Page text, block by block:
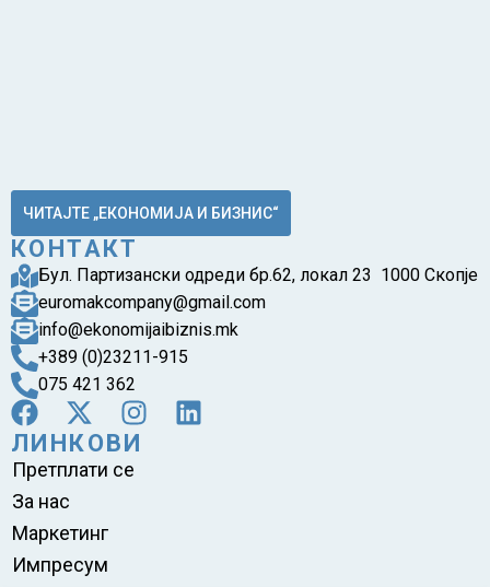
ЧИТАЈТЕ „ЕКОНОМИЈА И БИЗНИС“
КОНТАКТ
Бул. Партизански одреди бр.62, локал 23 1000 Скопје
euromakcompany@gmail.com
info@ekonomijaibiznis.mk
+389 (0)23211-915
075 421 362
ЛИНКОВИ
Претплати се
За нас
Маркетинг
Импресум